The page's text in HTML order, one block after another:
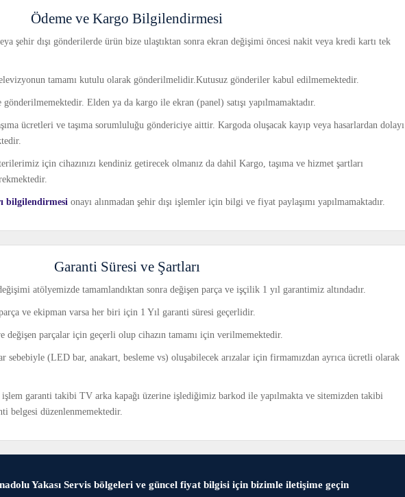
Ödeme ve Kargo Bilgilendirmesi
şehir dışı gönderilerde ürün bize ulaştıktan sonra ekran değişimi öncesi nakit veya kredi kartı tek
tamamı kutulu olarak gönderilmelidir.Kutusuz gönderiler kabul edilmemektedir.
Elden ya da kargo ile ekran (panel) satışı yapılmamaktadır.
ücretleri ve taşıma sorumluluğu göndericiye aittir. Kargoda oluşacak kayıp veya hasarlardan dolayı
için cihazınızı kendiniz getirecek olmanız da dahil Kargo, taşıma ve hizmet şartları
bilgilendirmesi onayı alınmadan şehir dışı işlemler için bilgi ve fiyat paylaşımı yapılmamaktadır.
Garanti Süresi ve Şartları
atölyemizde tamamlandıktan sonra değişen parça ve işçilik 1 yıl garantimiz altındadır.
ve ekipman varsa her biri için 1 Yıl garanti süresi geçerlidir.
değişen parçalar için geçerli olup cihazın tamamı için verilmemektedir.
(LED bar, anakart, besleme vs) oluşabilecek arızalar için firmamızdan ayrıca ücretli olarak
garanti takibi TV arka kapağı üzerine işlediğimiz barkod ile yapılmakta ve sitemizden takibi
belgesi düzenlenmemektedir.
Yakası Servis bölgeleri ve güncel fiyat bilgisi için bizimle iletişime geçin